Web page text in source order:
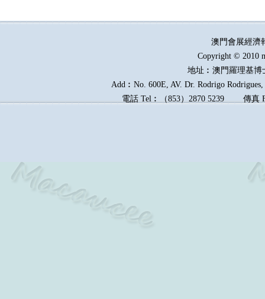
澳門會展經
Copyright © 2010
地址︰澳門羅理基博
Add︰No. 600E, AV. Dr. Rodrigo
電話 Tel︰（853）2870 5239傳真